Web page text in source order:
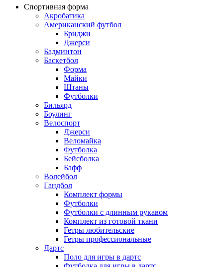
Спортивная форма
Акробатика
Американский футбол
Бриджи
Джерси
Бадминтон
Баскетбол
Форма
Майки
Штаны
Футболки
Бильярд
Боулинг
Велоспорт
Джерси
Веломайка
Футболка
Бейсболка
Бафф
Волейбол
Гандбол
Комплект формы
Футболки
Футболки с длинным рукавом
Комплект из готовой ткани
Гетры любительские
Гетры профессиональные
Дартс
Поло для игры в дартс